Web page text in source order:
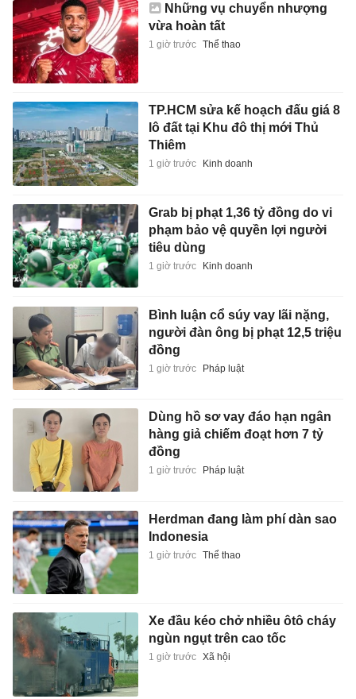
Những vụ chuyển nhượng
vừa hoàn tất
1 giờ trước Thể thao
TP.HCM sửa kế hoạch đấu giá 8
lô đất tại Khu đô thị mới Thủ
Thiêm
1 giờ trước Kinh doanh
Grab bị phạt 1,36 tỷ đồng do vi
phạm bảo vệ quyền lợi người
tiêu dùng
1 giờ trước Kinh doanh
Bình luận cổ súy vay lãi nặng,
người đàn ông bị phạt 12,5 triệu
đồng
1 giờ trước Pháp luật
Dùng hồ sơ vay đáo hạn ngân
hàng giả chiếm đoạt hơn 7 tỷ
đồng
1 giờ trước Pháp luật
Herdman đang làm phí dàn sao
Indonesia
1 giờ trước Thể thao
Xe đầu kéo chở nhiều ôtô cháy
ngùn ngụt trên cao tốc
1 giờ trước Xã hội